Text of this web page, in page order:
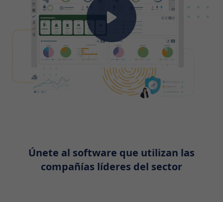
Únete al software que utilizan las
compañías líderes del sector